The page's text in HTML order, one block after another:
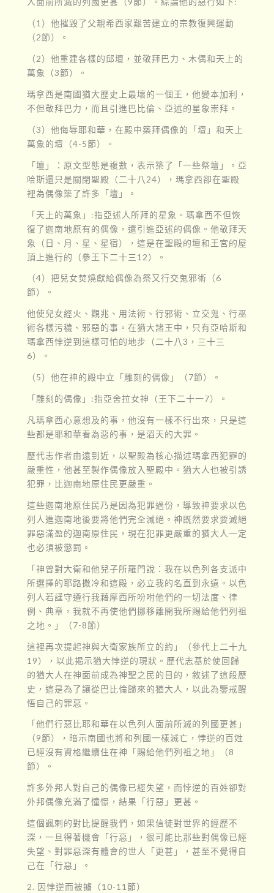
（1）他摧毀了父親希西家艱苦建立的宗教復興運動
（2節）。
（2）他重建各樣的邱壇，並敬拜巴力、木偶和天上的
萬象（3節）。
瑪拿西是南國猶大歷史上最壞的一個王，他變本加利，
不但敬拜巴力，而且引進巴比倫、亞述的星象崇拜。
（3）他侮辱耶和華，在殿中築拜偶像的「壇」和天上
萬象的壇（4-5節）。
「壇」：原文型態是複數，表示築了「一些祭壇」。亞
哈斯還只是關閉聖殿（二十八24），瑪拿西卻在聖殿
裡為偶像築了許多「壇」。
「天上的萬象」:指亞述人所拜的星象。瑪拿西不但恢
復了迦南地原有的偶像，還引進亞述的偶像。他敬拜天
象（日、月、星、星宿），這是在聖殿的壇和王宮的屋
頂上進行的（參王下二十三12）。
（4）把兒女焚燒獻給偶像為祭又行交鬼邪術（6
節）。
他使兒女經火、觀兆、用法術、行邪術、立交鬼、行巫
術各樣污穢、邪惡的事。在猶大諸王中，只有亞哈斯和
瑪拿西悖逆到這樣可怕的地步（二十八3，三十三
6）。
（5）他在神的殿中立「雕刻的偶像」（7節）。
「雕刻的偶像」:指亞舍拉女神（王下二十一7）。
凡瑪拿西心意想及的事，他沒有一樣不行出來，只是這
些都是耶和華看為惡的事，是滔天的大罪。
歷代志作者由遠到近，以聖殿為核心描述瑪拿西犯罪的
嚴重性，他甚至製作偶像放入聖殿中。猶大人也被引誘
犯罪，比迦南地原住民更嚴重。
這些迦南地原住民乃是因為犯罪過份，導致神要求以色
列人進迦南地後要將他們完全滅絕。神既然要求要滅絕
罪惡滿盈的迦南原住民，現在犯罪更嚴重的猶大人一定
也必須被懲罰。
「神曾對大衛和他兒子所羅門說：我在以色列各支派中
所選擇的耶路撒冷和這殿，必立我的名直到永遠。以色
列人若謹守遵行我藉摩西所吩咐他們的一切法度、律
例、典章，我就不再使他們挪移離開我所賜給他們列祖
之地。」（7-8節）
這裡再次提起神與大衛家族所立的約」（參代上二十九
19），以此揭示猶大悖逆的現狀。歷代志基於使回歸
的猶大人在神面前成為神聖之民的目的，敘述了這段歷
史，這是為了讓從巴比倫歸來的猶大人，以此為鑒戒醒
悟自己的罪惡。
「他們行惡比耶和華在以色列人面前所滅的列國更甚」
（9節），暗示南國也將和列國一樣滅亡，悖逆的百姓
已經沒有資格繼續住在神「賜給他們列祖之地」（8
節）。
許多外邦人對自己的偶像已經失望，而悖逆的百姓卻對
外邦偶像充滿了憧憬，結果「行惡」更甚。
這個諷刺的對比提醒我們，如果信徒對世界的經歷不
深，一旦得著機會「行惡」，很可能比那些對偶像已經
失望、對罪惡深有體會的世人「更甚」，甚至不覺得自
己在「行惡」。
2. 因悖逆而被擄（10-11節）